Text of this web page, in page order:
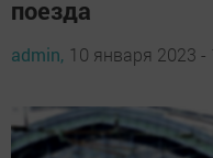
поезда
admin, 10 января 2023 -